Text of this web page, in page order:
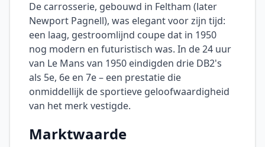
De carrosserie, gebouwd in Feltham (later
Newport Pagnell), was elegant voor zijn tijd:
een laag, gestroomlijnd coupe dat in 1950
nog modern en futuristisch was. In de 24 uur
van Le Mans van 1950 eindigden drie DB2's
als 5e, 6e en 7e – een prestatie die
onmiddellijk de sportieve geloofwaardigheid
van het merk vestigde.
Marktwaarde